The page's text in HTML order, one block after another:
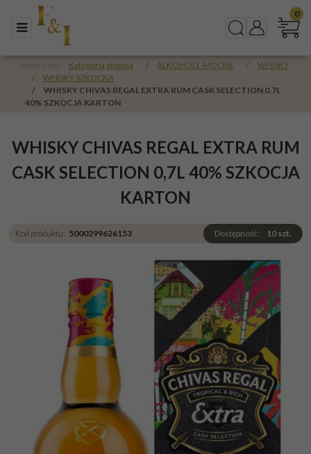
Menu SzukajPanel
0
Jesteś tutaj: Kategoria główna / ALKOHOLE MOCNE /
WHISKY
/
WHISKY SZKOCKA
/
WHISKY CHIVAS REGAL EXTRA RUM CASK SELECTION 0,7L
40% SZKOCJA KARTON
WHISKY CHIVAS REGAL EXTRA RUM
CASK SELECTION 0,7L 40% SZKOCJA
KARTON
Kod produktu: 5000299626153 Dostępność: 10szt.